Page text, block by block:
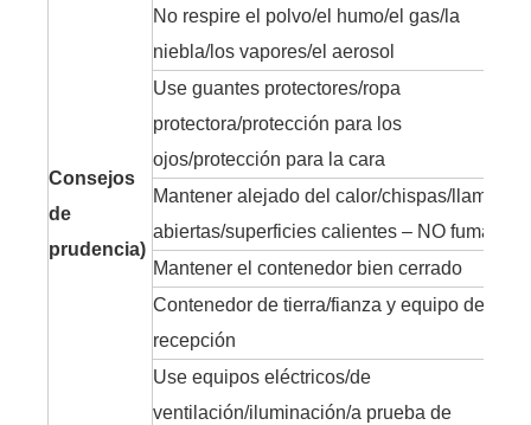
Consejos
de
prudencia)
No respire el polvo/el humo/el gas/la
niebla/los vapores/el aerosol
Use guantes protectores/ropa
protectora/protección para los
ojos/protección para la cara
Mantener alejado del calor/chispas/llamas
abiertas/superficies calientes – NO fumar
Mantener el contenedor bien cerrado
Contenedor de tierra/fianza y equipo de
recepción
Use equipos eléctricos/de
ventilación/iluminación/a prueba de